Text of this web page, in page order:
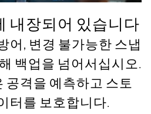
내장되어 있습니다
어, 변경 불가능한 스냅
백업을 넘어서십시오.
공격을 예측하고 스토
터를 보호합니다.